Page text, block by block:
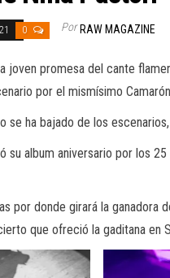
0 Por RAW MAGAZINE
joven promesa del cante
por el mismísimo
se ha bajado de los
su album aniversario por los
por donde girará la ganadora
que ofreció la gaditana en